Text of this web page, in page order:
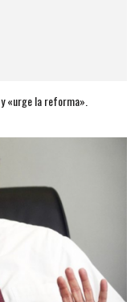
«urge la reforma».